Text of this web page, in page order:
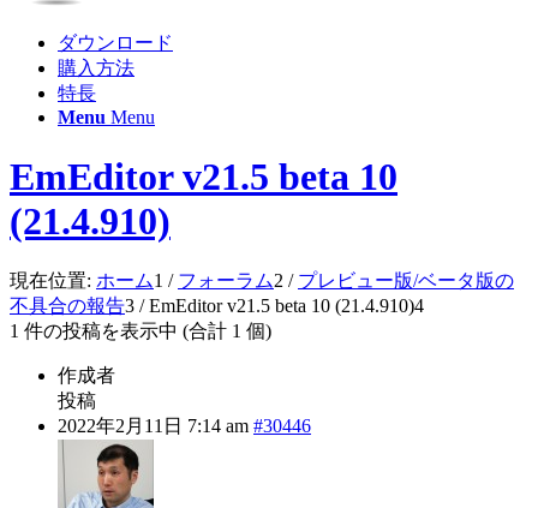
ダウンロード
購入方法
特長
Menu Menu
EmEditor v21.5 beta 10
(21.4.910)
現在位置: ホーム1 / フォーラム2 / プレビュー版/ベータ版の
不具合の報告3 / EmEditor v21.5 beta 10 (21.4.910)4
1 件の投稿を表示中 (合計 1 個)
作成者
投稿
2022年2月11日 7:14 am #30446